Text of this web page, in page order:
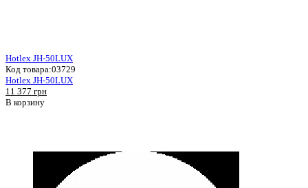
Hotlex JH-50LUX
Код товара:03729
Hotlex JH-50LUX
11 377 грн
В корзину